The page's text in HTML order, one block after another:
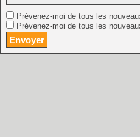
Prévenez-moi de tous les
Prévenez-moi de tous les